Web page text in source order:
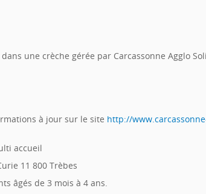
une crèche gérée par Carcassonne Agglo
à jour sur le site http://
accueil
11 800 Trèbes
âgés de 3 mois à 4 ans.